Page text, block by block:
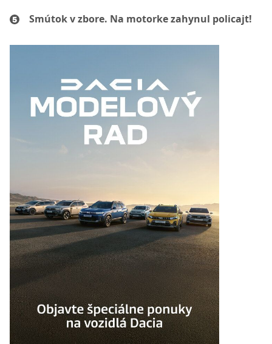
Smútok v zbore. Na motorke zahynul policajt!